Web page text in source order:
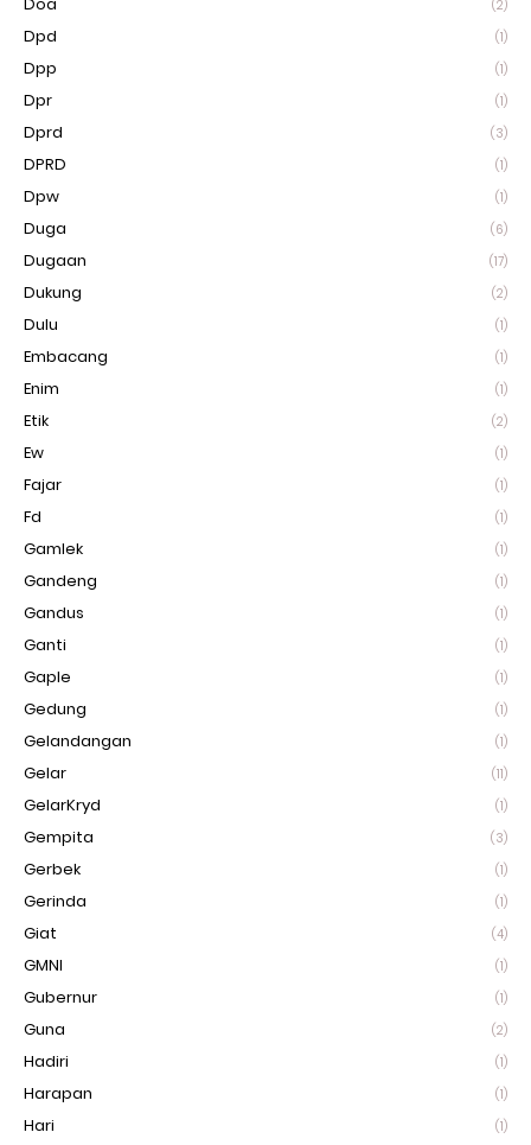
(2)
Dpd (1)
Dpp (1)
Dpr (1)
Dprd (3)
DPRD (1)
Dpw (1)
Duga (6)
Dugaan (17)
Dukung (2)
Dulu (1)
Embacang (1)
Enim (1)
Etik (2)
Ew (1)
Fajar (1)
Fd (1)
Gamlek (1)
Gandeng (1)
Gandus (1)
Ganti (1)
Gaple (1)
Gedung (1)
Gelandangan (1)
Gelar (11)
GelarKryd (1)
Gempita (3)
Gerbek (1)
Gerinda (1)
Giat (4)
GMNI (1)
Gubernur (1)
Guna (2)
Hadiri (1)
Harapan (1)
Hari (1)